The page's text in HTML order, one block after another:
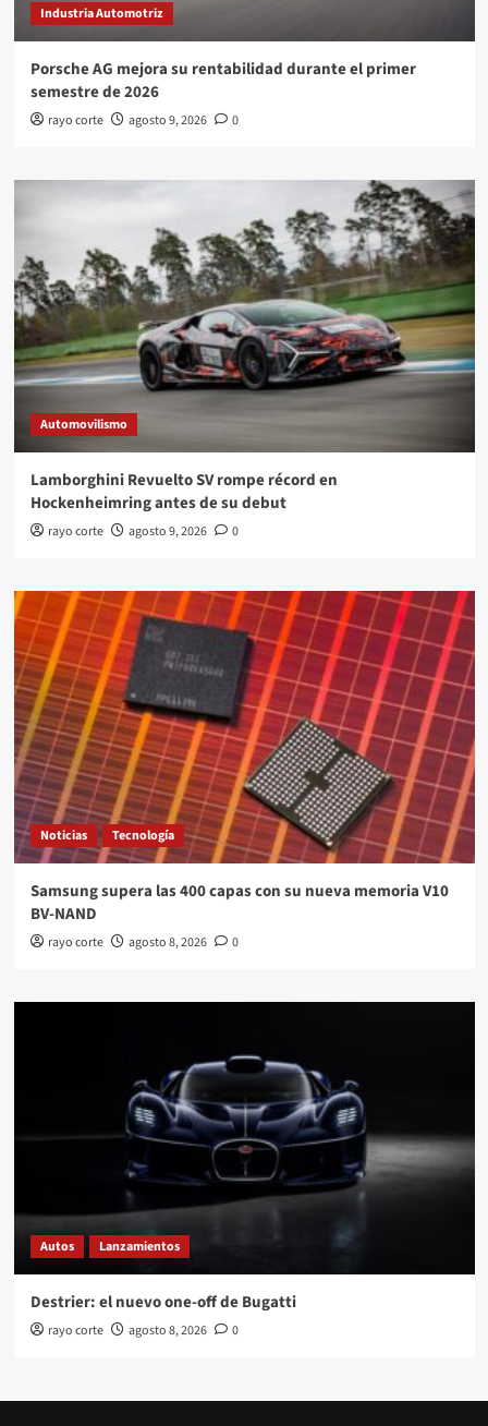
Industria Automotriz
Porsche AG mejora su rentabilidad durante el primer
semestre de 2026
rayo corte agosto 9, 2026 0
Automovilismo
Lamborghini Revuelto SV rompe récord en
Hockenheimring antes de su debut
rayo corte agosto 9, 2026 0
Noticias Tecnología
Samsung supera las 400 capas con su nueva memoria V10
BV-NAND
rayo corte agosto 8, 2026 0
Autos Lanzamientos
Destrier: el nuevo one-off de Bugatti
rayo corte agosto 8, 2026 0